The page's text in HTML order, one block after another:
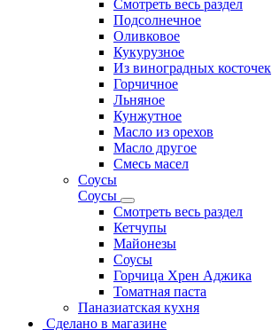
Смотреть весь раздел
Подсолнечное
Оливковое
Кукурузное
Из виноградных косточек
Горчичное
Льняное
Кунжутное
Масло из орехов
Масло другое
Смесь масел
Соусы
Соусы
Смотреть весь раздел
Кетчупы
Майонезы
Соусы
Горчица Хрен Аджика
Томатная паста
Паназиатская кухня
Сделано в магазине